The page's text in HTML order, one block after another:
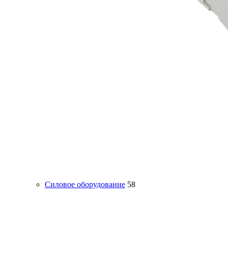
Силовое оборудование 58